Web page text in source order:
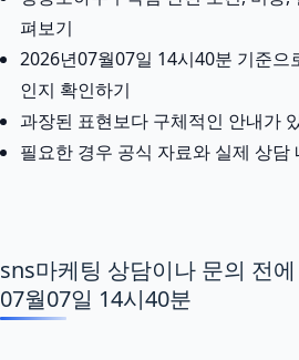
펴보기
2026년07월07일 14시40분 기준으
인지 확인하기
과장된 표현보다 구체적인 안내가
필요한 경우 공식 자료와 실제 상담
sns마케팅 상담이나 문의 전
07월07일 14시40분